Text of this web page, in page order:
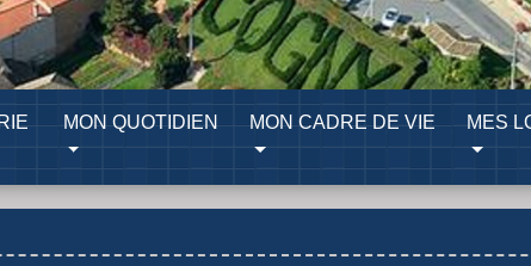
MON QUOTIDIEN MON CADRE DE VIE MES